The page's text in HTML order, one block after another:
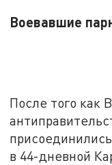
Воевавшие
После того как
в 44-дневной